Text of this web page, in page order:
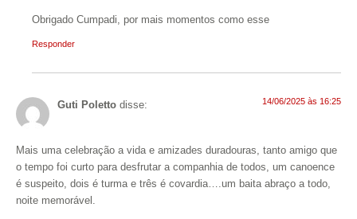
Obrigado Cumpadi, por mais momentos como esse
Responder
Guti Poletto disse: 14/06/2025 às 16:25
Mais uma celebração a vida e amizades duradouras, tanto amigo que
o tempo foi curto para desfrutar a companhia de todos, um canoence
é suspeito, dois é turma e três é covardia….um baita abraço a todo,
noite memorável.